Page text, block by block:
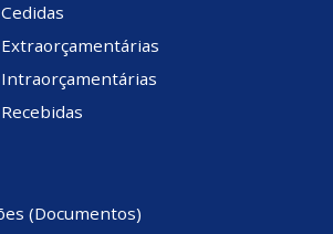
(Documentos)